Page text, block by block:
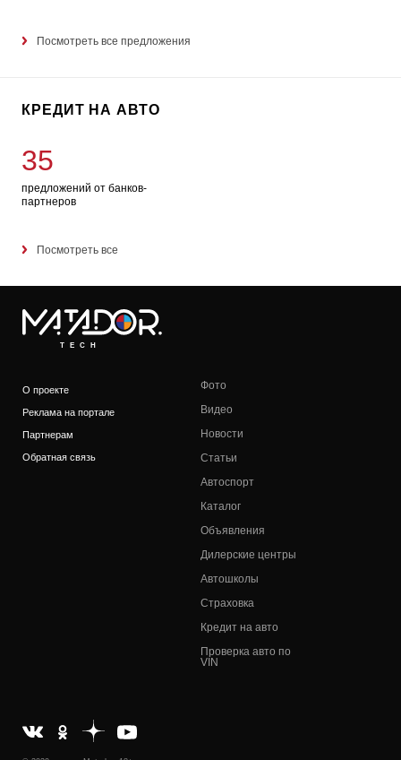
Посмотреть все предложения
КРЕДИТ НА АВТО
35
предложений от банков-
партнеров
Посмотреть все
TECH
О проекте
Реклама на портале
Партнерам
Обратная связь
Фото
Видео
Новости
Статьи
Автоспорт
Каталог
Объявления
Дилерские центры
Автошколы
Страховка
Кредит на авто
Проверка авто по
VIN